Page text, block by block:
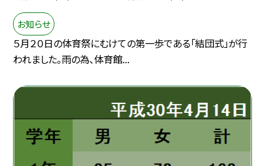
お知らせ
５月２０日の体育祭にむけての第一歩である「結団式」が行
われました。雨の為、体育館...